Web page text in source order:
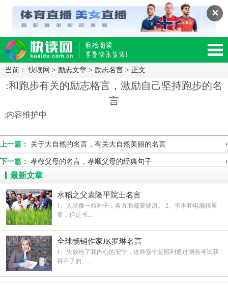
✕
读网-轻松阅读,快乐生活移动版
当前：快读网 > 励志文章 > 励志名言 > 正文
:和跑步有关的励志格言，激励自己坚持跑步的名
言
:内容维护中
上一篇： 关于大自然的名言，有关大自然美丽的名言 ›
下一篇： 孝敬父母的名言，孝顺父母的经典句子 ›
最新文章
水稻之父袁隆平院士名言
1、人就像一粒种子，各方面都要健康。 2、书本和电脑很重
要，但是书...
全球畅销作家JK罗琳名言
1、失败给了我内心的安宁，这种安宁是顺利通过测验考试获
得不了的。...